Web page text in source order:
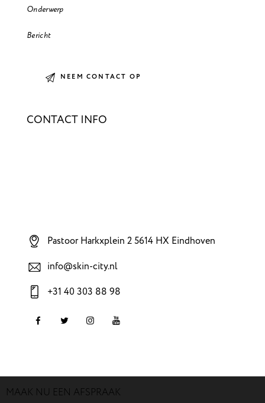
CONTACT INFO
Pastoor Harkxplein 2 5614 HX Eindhoven
info@skin-city.nl
+31 40 303 88 98
MAAK NU EEN AFSPRAAK